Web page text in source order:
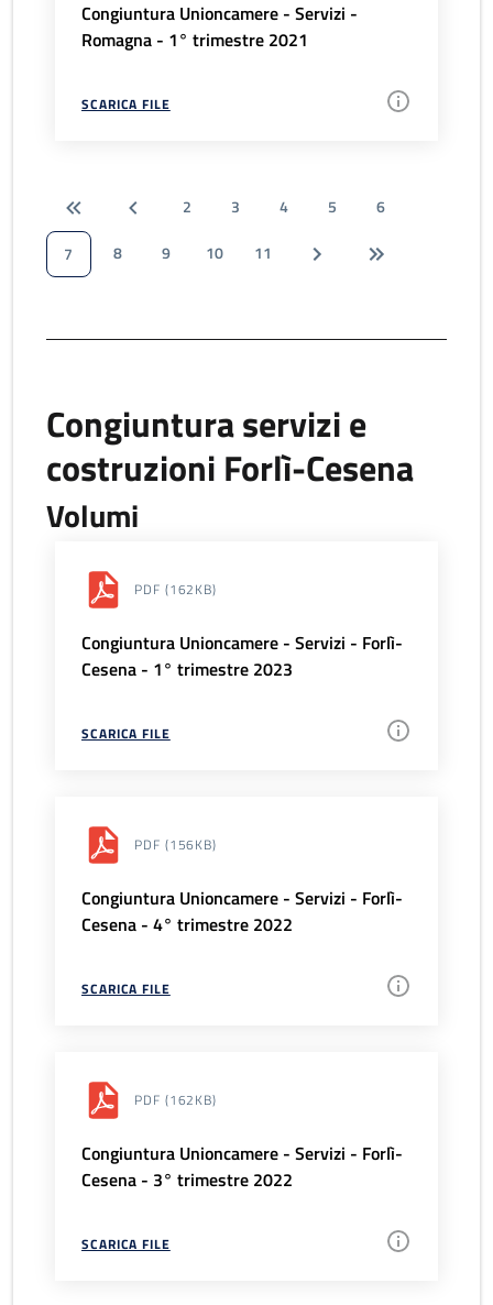
Congiuntura Unioncamere - Servizi -
Romagna - 1° trimestre 2021
SCARICA FILE
2 3 4 5
6
7
8 9 10 11
Congiuntura servizi e
costruzioni Forlì-Cesena
Volumi
PDF (162KB)
Congiuntura Unioncamere - Servizi - Forlì-
Cesena - 1° trimestre 2023
SCARICA FILE
PDF (156KB)
Congiuntura Unioncamere - Servizi - Forlì-
Cesena - 4° trimestre 2022
SCARICA FILE
PDF (162KB)
Congiuntura Unioncamere - Servizi - Forlì-
Cesena - 3° trimestre 2022
SCARICA FILE